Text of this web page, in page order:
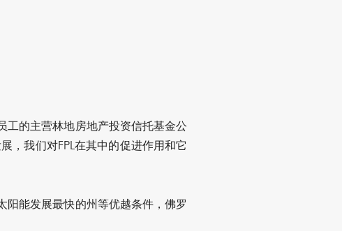
工的主营林地房地产投资信托基金公
，我们对FPL在其中的促进作用和它
阳能发展最快的州等优越条件，佛罗